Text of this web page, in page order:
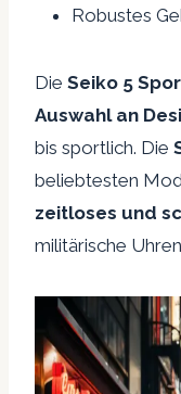
Robustes
Die Seiko 5
Auswahl an
bis sportlich. Die
beliebtesten
zeitloses und
militärische